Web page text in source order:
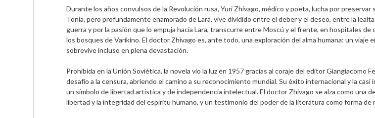
Durante los años convulsos de la Revolución rusa, Yuri Zhivago, médico y poeta, lucha por
Tonia, pero profundamente enamorado de Lara, vive dividido entre el deber y el deseo, entre la
guerra y por la pasión que lo empuja hacia Lara, transcurre entre Moscú y el frente, en hospitales
los bosques de Varíkino. El doctor Zhivago es, ante todo, una exploración del alma humana: un viaje
sobrevive incluso en plena devastación.
Prohibida en la Unión Soviética, la novela vio la luz en 1957 gracias al coraje del editor
desafío a la censura, abriendo el camino a su reconocimiento mundial. Su éxito internacional y la
un símbolo de libertad artística y de independencia intelectual. El doctor Zhivago se alza como una
libertad y la integridad del espíritu humano, y un testimonio del poder de la literatura como forma de